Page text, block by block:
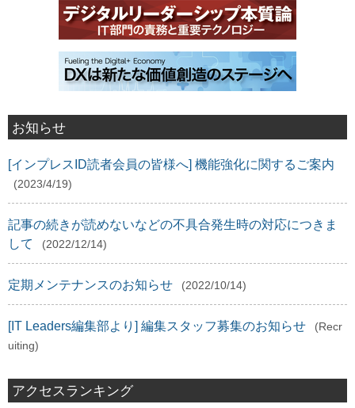
お知らせ
[インプレスID読者会員の皆様へ] 機能強化に関するご案内
(2023/4/19)
記事の続きが読めないなどの不具合発生時の対応につきま
して
(2022/12/14)
定期メンテナンスのお知らせ (2022/10/14)
[IT Leaders編集部より] 編集スタッフ募集のお知らせ
(Recr
uiting)
アクセスランキング